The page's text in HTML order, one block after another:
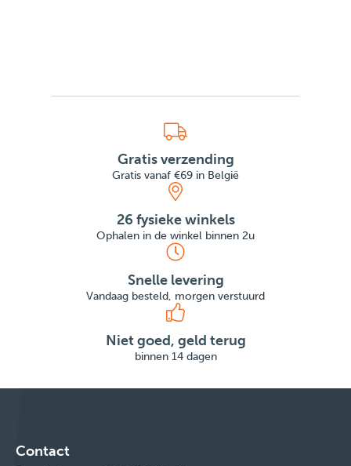
Gratis verzending
Gratis vanaf €69 in België
26 fysieke winkels
Ophalen in de winkel binnen 2u
Snelle levering
Vandaag besteld, morgen verstuurd
Niet goed, geld terug
binnen 14 dagen
Contact